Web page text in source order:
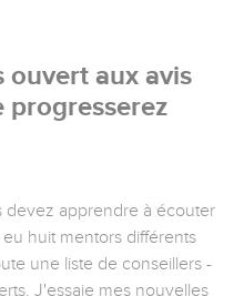
ouvert aux avis
progresserez
devez apprendre à écouter
huit mentors différents
une liste de conseillers -
J'essaie mes nouvelles